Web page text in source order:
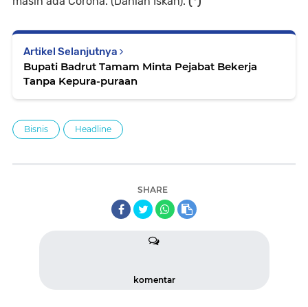
Artikel Selanjutnya
Bupati Badrut Tamam Minta Pejabat Bekerja
Tanpa Kepura-puraan
Bisnis Headline
SHARE
komentar